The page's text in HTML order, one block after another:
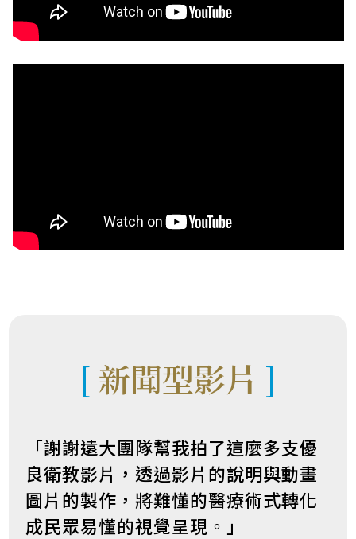
[ 新聞型影片 ]
「謝謝遠大團隊幫我拍了這麼多支優
良衛教影片，透過影片的說明與動畫
圖片的製作，將難懂的醫療術式轉化
成民眾易懂的視覺呈現。」